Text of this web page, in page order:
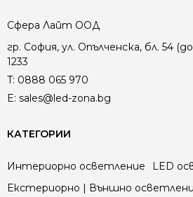
Сфера Лайт ООД
гр. София, ул. Опълченска, бл. 54
1233
T: 0888 065 970
E: sales@led-zona.bg
КАТЕГОРИИ
Интериорно осветление
LED
Екстериорно | Външно